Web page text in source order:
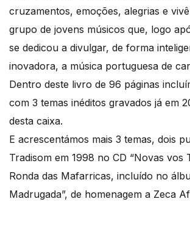
cruzamentos, emoções, alegrias e
grupo de jovens músicos que, logo
se dedicou a divulgar, de forma
inovadora, a música portuguesa de
Dentro deste livro de 96 páginas
com 3 temas inéditos gravados já em
desta caixa.
E acrescentámos mais 3 temas, dois
Tradisom em 1998 no CD “Novas vos
Ronda das Mafarricas, incluído no
Madrugada”, de homenagem a Zeca